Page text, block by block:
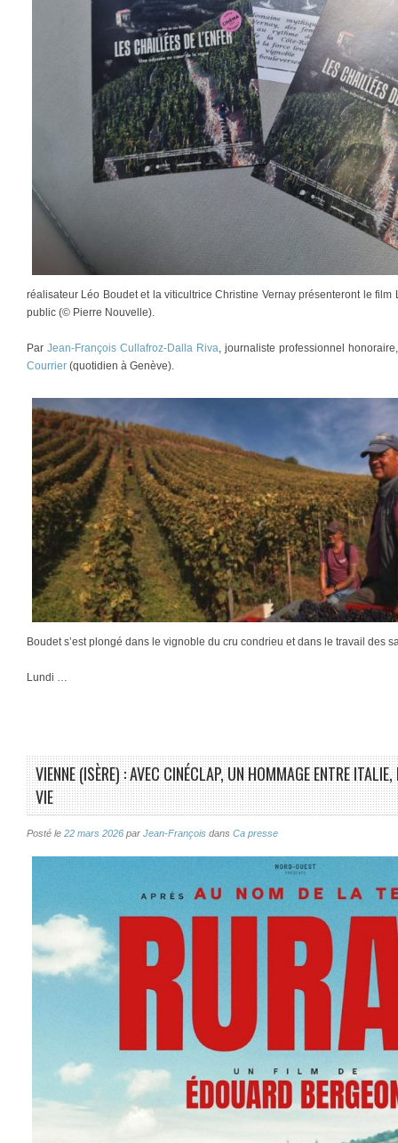
réalisateur Léo Boudet et la viticultrice Christine Vernay présenteront le film
public (© Pierre Nouvelle).
Par Jean-François Cullafroz-Dalla Riva, journaliste professionnel
Courrier (quotidien à Genève).
Boudet s’est plongé dans le vignoble du cru condrieu et dans le travail des
Lundi …
VIENNE (ISÈRE) : AVEC CINÉCLAP, UN HOMMAGE ENTRE
VIE
Posté le 22 mars 2026 par Jean-François dans Ca presse